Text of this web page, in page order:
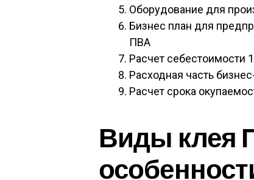
Оборудование для
Бизнес план для
ПВА
Расчет себестоимости
Расходная часть
Расчет срока
Виды клея